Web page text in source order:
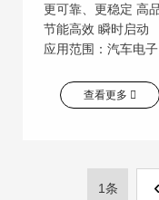
更可靠、更稳定 高品质，高流明 更安
节能高效 瞬时启动
应用范围：汽车电子、LED背光源、电子电器指示应用、电脑、手机数码等用途 产品描述：产品特性：0402贴片led可靠性高，亮度一致性高、发光角度大;产品经过严格的信赖性实验，外观尺寸小
查看更多
1条 ‹